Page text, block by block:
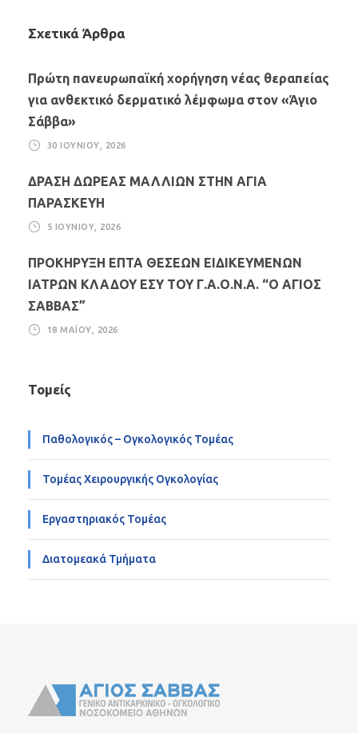
Σχετικά Άρθρα
Πρώτη πανευρωπαϊκή χορήγηση νέας θεραπείας
για ανθεκτικό δερματικό λέμφωμα στον «Άγιο
Σάββα»
30 ΙΟΥΝΊΟΥ, 2026
ΔΡΑΣΗ ΔΩΡΕΑΣ ΜΑΛΛΙΩΝ ΣΤΗΝ ΑΓΙΑ
ΠΑΡΑΣΚΕΥΗ
5 ΙΟΥΝΊΟΥ, 2026
ΠΡΟΚΗΡΥΞΗ ΕΠΤΑ ΘΕΣΕΩΝ ΕΙΔΙΚΕΥΜΕΝΩΝ
ΙΑΤΡΩΝ ΚΛΑΔΟΥ ΕΣΥ ΤΟΥ Γ.Α.Ο.Ν.Α. “Ο ΑΓΙΟΣ
ΣΑΒΒΑΣ”
18 ΜΑΪ́ΟΥ, 2026
Τομείς
Παθολογικός – Ογκολογικός Τομέας
Τομέας Χειρουργικής Ογκολογίας
Εργαστηριακός Τομέας
Διατομεακά Τμήματα